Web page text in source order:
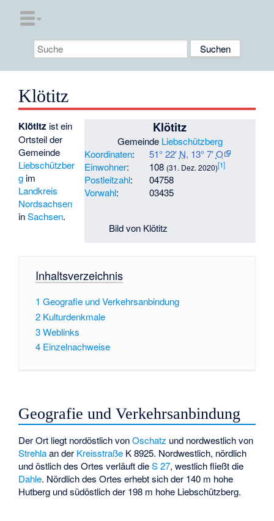
Klötitz
Klötitz
Gemeinde Liebschützberg
Koordinaten: 51° 22′ N, 13° 7′O
Einwohner: 108 (31. Dez. 2020)[1]
Postleitzahl:
04758
Vorwahl: 03435
Bild von Klötitz
Klötitz ist ein
Ortsteil der
Gemeinde
Liebschützber
g im
Landkreis
Nordsachsen
inSachsen.
Inhaltsverzeichnis
1 Geografie und Verkehrsanbindung
2 Kulturdenkmale
3Weblinks
4 Einzelnachweise
Geografie und Verkehrsanbindung
Der Ort liegt nordöstlich vonOschatz und nordwestlich von
Strehlaan der Kreisstraße K 8925. Nordwestlich, nördlich
und östlich des Ortes verläuft dieS 27, westlich fließt die
Dahle. Nördlich des Ortes erhebt sich der 140 m hohe
Hutberg und südöstlich der 198 m hohe Liebschützberg.